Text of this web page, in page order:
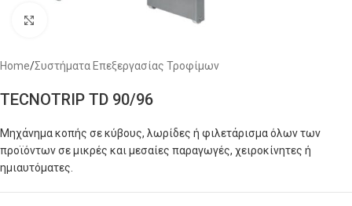
Home/Συστήματα Επεξεργασίας Τροφίμων
TECNOTRIP TD 90/96
Μηχάνημα κοπής σε κύβους, λωρίδες ή φιλετάρισμα όλων των
προϊόντων σε μικρές και μεσαίες παραγωγές, χειροκίνητες ή
ημιαυτόματες.